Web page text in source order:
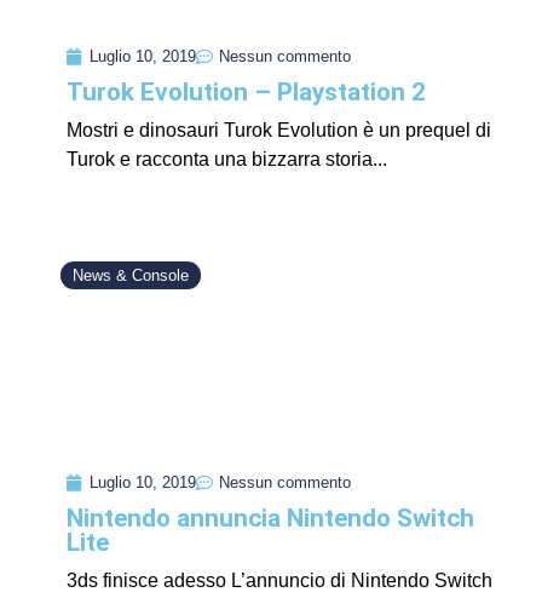
Luglio 10, 2019 Nessun commento
Turok Evolution – Playstation 2
Mostri e dinosauri Turok Evolution è un prequel di
Turok e racconta una bizzarra storia...
News & Console
Luglio 10, 2019 Nessun commento
Nintendo annuncia Nintendo Switch
Lite
3ds finisce adesso L’annuncio di Nintendo Switch